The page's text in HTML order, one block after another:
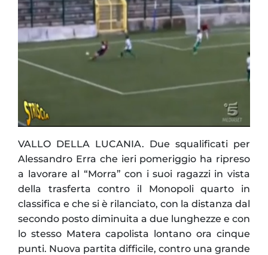
VALLO DELLA LUCANIA. Due squalificati per
Alessandro Erra che ieri pomeriggio ha ripreso
a lavorare al “Morra” con i suoi ragazzi in vista
della trasferta contro il Monopoli quarto in
classifica e che si è rilanciato, con la distanza dal
secondo posto diminuita a due lunghezze e con
lo stesso Matera capolista lontano ora cinque
punti. Nuova partita difficile, contro una grande